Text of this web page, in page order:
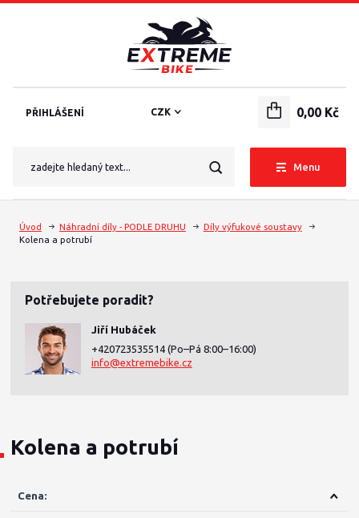
Menu
CZK
PŘIHLÁŠENÍ 0,00 Kč
Úvod Náhradní díly - PODLE DRUHU
Díly výfukové soustavy
Kolena a potrubí
Potřebujete poradit?
Jiří Hubáček
+420723535514 (Po–Pá 8:00–16:00)
info@extremebike.cz
Kolena a potrubí
Cena: